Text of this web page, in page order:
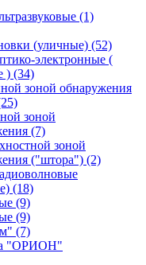
(1)
(уличные) (52)
электронные (
) (34)
зоной обнаружения
зоной
(7)
зоной
("штора") (2)
(18)
(9)
(9)
(7)
"ОРИОН"